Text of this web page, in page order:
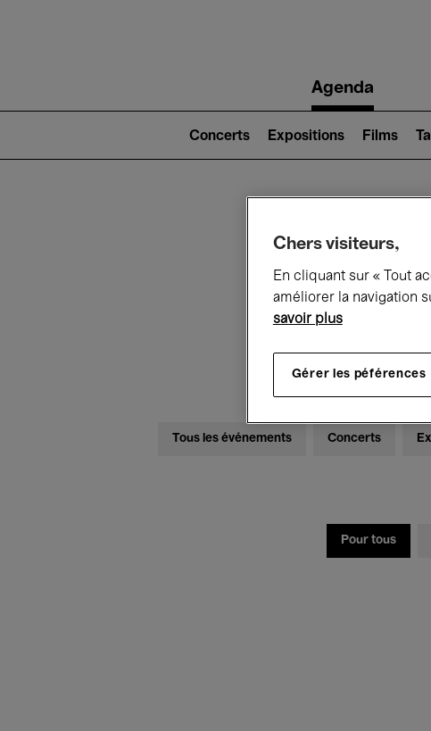
navigationAgenda
2)
Concerts Expositions Films
Ce
Tous les événements Concerts
Pour tous
Chers visiteurs,
En cliquant sur « Tout
améliorer la navigation
savoir plus
Gérer les péférences